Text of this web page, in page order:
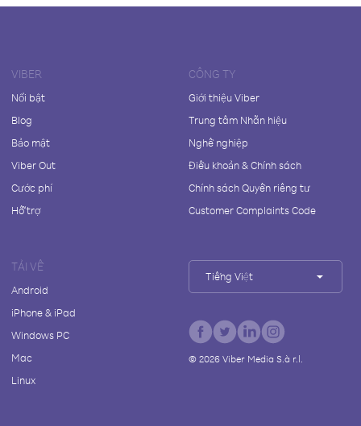
VIBER
Nổi bật
Blog
Bảo mật
Viber Out
Cước phí
Hỗ trợ
CÔNG TY
Giới thiệu Viber
Trung tâm Nhãn hiệu
Nghề nghiệp
Điều khoản & Chính sách
Chính sách Quyền riêng tư
Customer Complaints Code
TẢI VỀ
Android
iPhone & iPad
Windows PC
Mac
Linux
Tiếng Việt
© 2026Viber Media S.à r.l.